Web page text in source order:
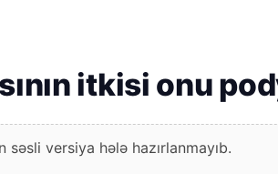
itkisi onu
səsli versiya hələ hazırlanmayıb.